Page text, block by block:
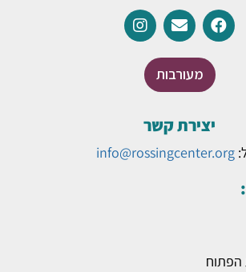
מעורבות
יצירת קשר
info@rossingcenter.org
הפתוח